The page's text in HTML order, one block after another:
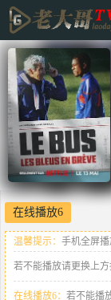
在线播放6
温馨提示： 手机全屏播
若不能播放请更换上方
在线播放6： 若不能播